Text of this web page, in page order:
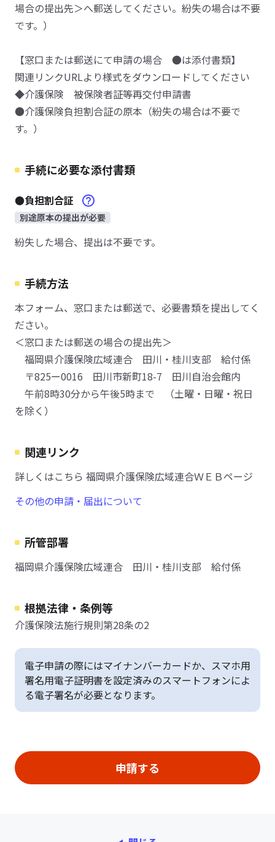
場合の提出先＞へ郵送してください。紛失の場合は不要
です。）
【窓口または郵送にて申請の場合 ●は添付書類】
関連リンクURLより様式をダウンロードしてください
◆介護保険 被保険者証等再交付申請書
●介護保険負担割合証の原本（紛失の場合は不要で
す。）
手続に必要な添付書類
●負担割合証
別途原本の提出が必要
紛失した場合、提出は不要です。
手続方法
本フォーム、窓口または郵送で、必要書類を提出してく
ださい。
＜窓口または郵送の場合の提出先＞
福岡県介護保険広域連合 田川・桂川支部 給付係
〒825ー0016 田川市新町18-7 田川自治会館内
午前8時30分から午後5時まで （土曜・日曜・祝日
を除く）
関連リンク
詳しくはこちら 福岡県介護保険広域連合ＷＥＢページ
その他の申請・届出について
所管部署
福岡県介護保険広域連合 田川・桂川支部 給付係
根拠法律・条例等
介護保険法施行規則第28条の2
電子申請の際にはマイナンバーカードか、スマホ用
署名用電子証明書を設定済みのスマートフォンによ
る電子署名が必要となります。